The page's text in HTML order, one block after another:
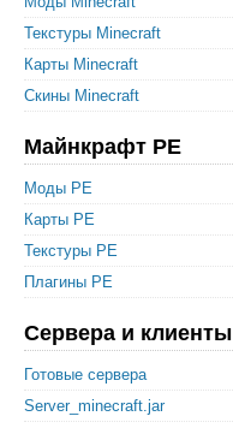
Текстуры Minecraft
Карты Minecraft
Скины Minecraft
Майнкрафт PE
Моды PE
Карты PE
Текстуры PE
Плагины PE
Сервера и клиенты
Готовые сервера
Server_minecraft.jar